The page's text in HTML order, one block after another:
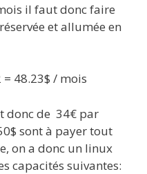
il faut donc faire
et allumée en
48.23$ / mois
donc de 34€ par
sont à payer tout
on a donc un linux
capacités suivantes: